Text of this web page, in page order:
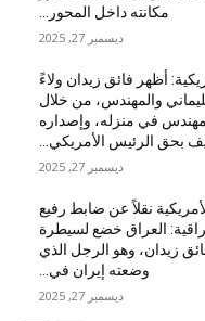
مكانته داخل المحور...
ديسمبر 27, 2025
أظهر فائق زيدان ولاءً
والمهندس، من خلال
في منزله، وإصداره
بحق الرئيس الأمريكي...
ديسمبر 27, 2025
نقلاً عن ضابط رفيع
العراق خضع لسيطرة
زيدان، وهو الرجل الذي
وضعته إيران في...
ديسمبر 27, 2025